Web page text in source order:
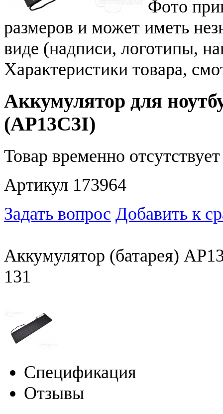
Фото
размеров и может иметь
виде (надписи, логотипы,
Характеристики товара,
Аккумулятор для
(AP13C3I)
Товар временно
Артикул 173964
Задать вопрос Добавить к
Аккумулятор (батарея)
131
Спецификация
Отзывы